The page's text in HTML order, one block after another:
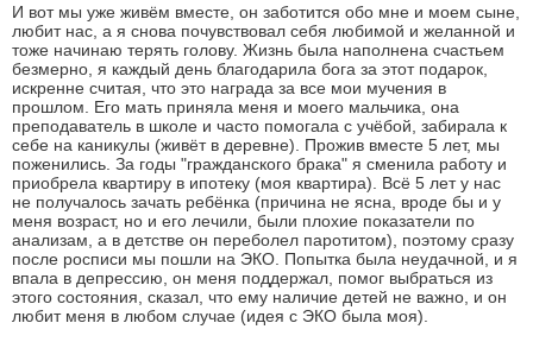
И вот мы уже живём вместе, он заботится обо мне и моем сыне,
любит нас, а я снова почувствовал себя любимой и желанной и
тоже начинаю терять голову. Жизнь была наполнена счастьем
безмерно, я каждый день благодарила бога за этот подарок,
искренне считая, что это награда за все мои мучения в
прошлом. Его мать приняла меня и моего мальчика, она
преподаватель в школе и часто помогала с учёбой, забирала к
себе на каникулы (живёт в деревне). Прожив вместе 5 лет, мы
поженились. За годы "гражданского брака" я сменила работу и
приобрела квартиру в ипотеку (моя квартира). Всё 5 лет у нас
не получалось зачать ребёнка (причина не ясна, вроде бы и у
меня возраст, но и его лечили, были плохие показатели по
анализам, а в детстве он переболел паротитом), поэтому сразу
после росписи мы пошли на ЭКО. Попытка была неудачной, и я
впала в депрессию, он меня поддержал, помог выбраться из
этого состояния, сказал, что ему наличие детей не важно, и он
любит меня в любом случае (идея с ЭКО была моя).